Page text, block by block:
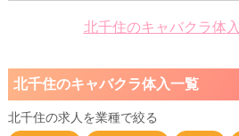
地元民だけでなく、多くの方から人気を集め
そんな北千住には〈体入マカロン〉でもご紹
特に『北千住駅前通り』『旧日光街道』の周
駅チカということもあって集客力が高く、そ
良い店舗ばかりです。
【入店お祝い金あり】【衣装レンタルあり】
し】etc.
北千住のキャバクラ体
北千住のキャバクラ体入一覧
北千住の求人を業種で絞る